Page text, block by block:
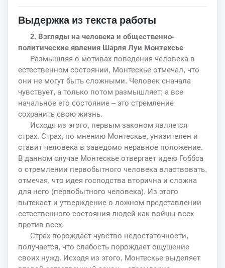
Выдержка из текста работы
2. Взгляды на человека и общественно-
политические явления Шарля Луи Монтексье
Размышляя о мотивах поведения человека в
естественном состоянии, Монтескье отмечал, что
они не могут быть сложными. Человек сначала
чувствует, а только потом размышляет; а все
начальное его состояние – это стремление
сохранить свою жизнь.
Исходя из этого, первым законом является
страх. Страх, по мнению Монтескье, унизителен и
ставит человека в заведомо неравное положение.
В данном случае Монтескье отвергает идею Гоббса
о стремлении первобытного человека властвовать,
отмечая, что идея господства вторична и сложна
для него (первобытного человека). Из этого
вытекает и утверждение о ложном представлении
естественного состояния людей как войны всех
против всех.
Страх порождает чувство недостаточности,
получается, что слабость порождает ощущение
своих нужд. Исходя из этого, Монтескье выделяет